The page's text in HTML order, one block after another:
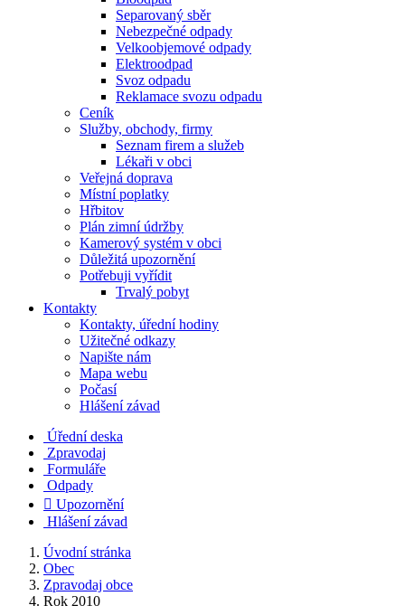
Separovaný sběr
Nebezpečné odpady
Velkoobjemové odpady
Elektroodpad
Svoz odpadu
Reklamace svozu odpadu
Ceník
Služby, obchody, firmy
Seznam firem a služeb
Lékaři v obci
Veřejná doprava
Místní poplatky
Hřbitov
Plán zimní údržby
Kamerový systém v obci
Důležitá upozornění
Potřebuji vyřídit
Trvalý pobyt
Kontakty
Kontakty, úřední hodiny
Užitečné odkazy
Napište nám
Mapa webu
Počasí
Hlášení závad
Úřední deska
Zpravodaj
Formuláře
Odpady
 Upozornění
Hlášení závad
Úvodní stránka
Obec
Zpravodaj obce
Rok 2010